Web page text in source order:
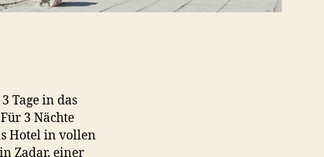
Tage in das
3 Nächte
Hotel in vollen
Zadar, einer